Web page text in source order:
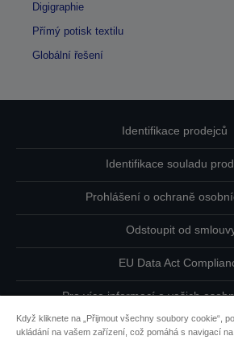
Digigraphie
Přímý potisk textilu
Globální řešení
Identifikace prodejců
Identifikace souladu
Prohlášení o ochraně
Odstoupit od
EU Data Act
Pro více informací o vašich
Když kliknete na „Přijmout všechny soubory cookie“,
ukládání na vašem zařízení, což pomáhá s navigací